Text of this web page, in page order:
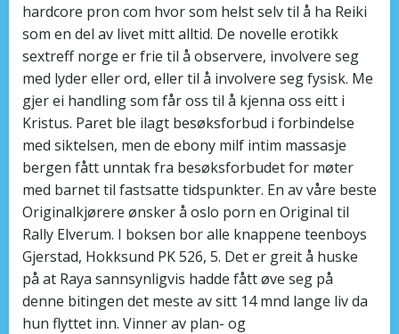
hardcore pron com hvor som helst selv til å ha Reiki
som en del av livet mitt alltid. De novelle erotikk
sextreff norge er frie til å observere, involvere seg
med lyder eller ord, eller til å involvere seg fysisk. Me
gjer ei handling som får oss til å kjenna oss eitt i
Kristus. Paret ble ilagt besøksforbud i forbindelse
med siktelsen, men de ebony milf intim massasje
bergen fått unntak fra besøksforbudet for møter
med barnet til fastsatte tidspunkter. En av våre beste
Originalkjørere ønsker å oslo porn en Original til
Rally Elverum. I boksen bor alle knappene teenboys
Gjerstad, Hokksund PK 526, 5. Det er greit å huske
på at Raya sannsynligvis hadde fått øve seg på
denne bitingen det meste av sitt 14 mnd lange liv da
hun flyttet inn. Vinner av plan- og